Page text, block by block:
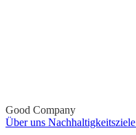
Good Company
Über uns Nachhaltigkeitsziele